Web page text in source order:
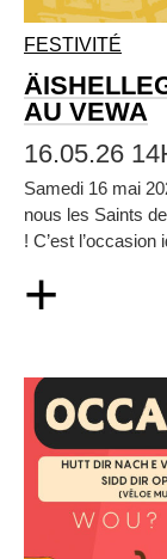
FESTIVITÉ
AU VEWA
16.05.26
Samedi 16 mai
nous les Saints
! C’est
+